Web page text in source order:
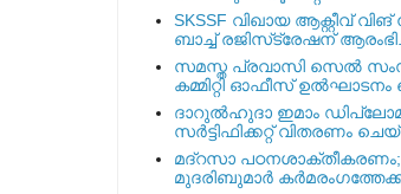
SKSSF വിഖായ ആക്റ്റീവ് വിങ്
ബാച്ച് രജിസ്‌ട്രേഷന്
സമസ്ത പ്രവാസി സെല്‍
കമ്മിറ്റി ഓഫീസ്
ദാറുല്‍ഹുദാ ഇമാം
സര്‍ട്ടിഫിക്കറ്റ് വിതരണം
മദ്‌റസാ പഠനശാക്തീകരണം;
മുദരിബുമാര്‍